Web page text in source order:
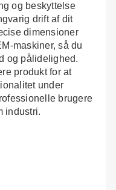
og beskyttelse
drift af dit
dimensioner
maskiner, så du
og pålidelighed.
produkt for at
under
brugere
industri.